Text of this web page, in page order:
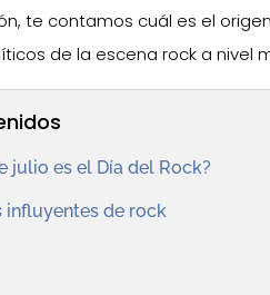
te contamos cuál es el
de la escena rock a nivel
julio es el Día del Rock?
influyentes de rock